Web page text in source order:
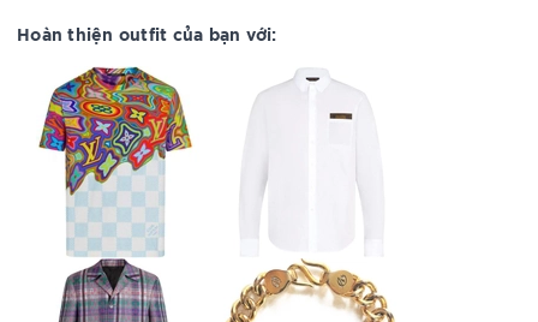
Hoàn thiện outfit của bạn với: